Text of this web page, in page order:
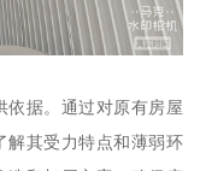
依据。通过对原有房屋
解其受力特点和薄弱环